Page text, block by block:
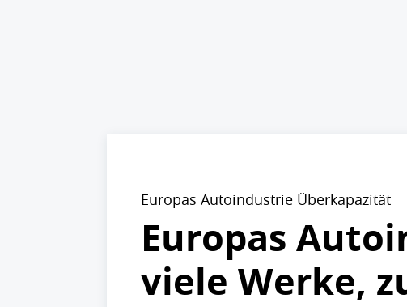
Europas Autoindustrie Überkapazität
Europas
viele Werke,